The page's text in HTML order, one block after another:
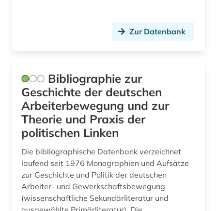
geschichte (57)
geschichte 1691-1820 (1)
geschichte 1700-1900 (1)
geschichte 1800-2010 (1)
geschichte 1821-1837 (1)
geschichte 1838-1852 (1)
geschichte 1853-1865 (2)
Schweiz (1)
Serbien (2)
Slowakei (2)
Slowenien (2)
Spanien (2)
Suedamerika (6)
Suedasien (1)
Zur Datenbank
Bibliographie zur
Geschichte der deutschen
Arbeiterbewegung und zur
Theorie und Praxis der
politischen Linken
Die bibliographische Datenbank verzeichnet
laufend seit 1976 Monographien und Aufsätze
zur Geschichte und Politik der deutschen
Arbeiter- und Gewerkschaftsbewegung
(wissenschaftliche Sekundärliteratur und